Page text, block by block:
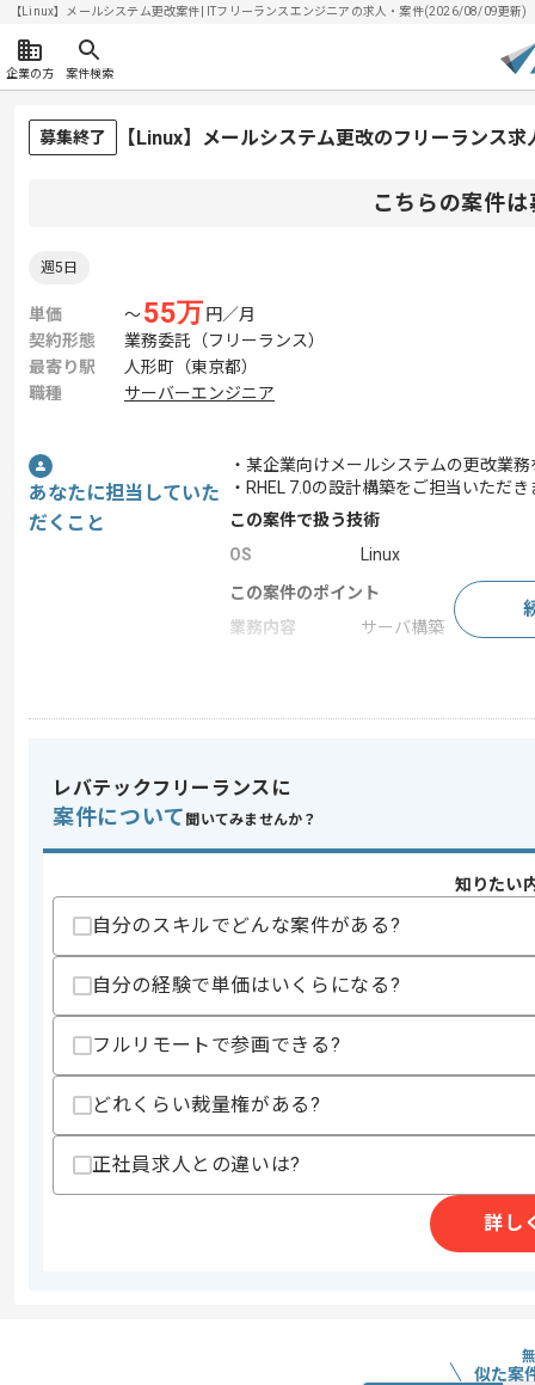
【Linux】メールシステム更改案件| ITフリーランスエンジニアの求人・案件(2026/08/09更新)
企業の方 案件検索
募集終了 【Linux】メールシステム更改のフリーランス求
こちらの案件
週5日
単価 〜55万 円／月
契約形態
業務委託（フリーランス）
最寄り駅
人形町（東京都）
職種
サーバーエンジニア
あなたに担当していた
だくこと
・某企業向けメールシステムの更改業
・RHEL 7.0の設計構築をご担当いただき
この案件で扱う技術
OS
Linux
この案件のポイント
業務内容
サーバ構築
求めるスキル
歓迎スキル
・RHEL 7.0設計構築経験
上記に似た経験やスキルをお持ちであれば申
精算・お支払い
精算条件
有
精算基準時間
支払いサイト
15日
その他募集要項
商談回数
2017/05/08
レバテックフリーランスに
案件について 聞いてみませんか？
知りたい
自分のスキルでどんな案件がある?
自分の経験で単価はいくらになる?
フルリモートで参画できる?
どれくらい裁量権がある?
正社員求人との違いは?
詳し
似た案